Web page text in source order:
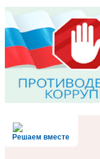
Решаем вместе